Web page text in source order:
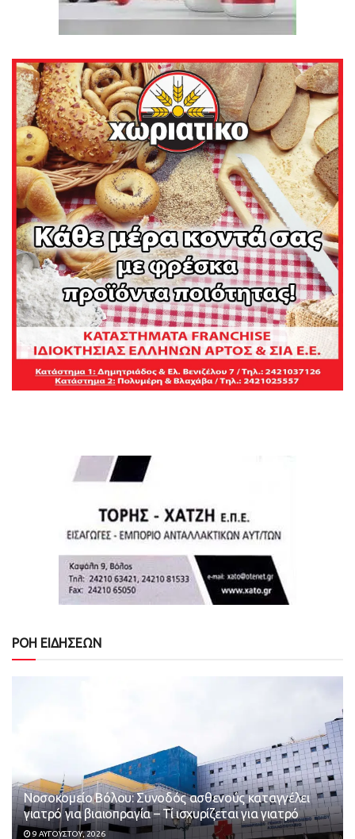
ΡΟΗ ΕΙΔΗΣΕΩΝ
Νοσοκομείο Βόλου: Συνοδός ασθενούς καταγγέλει
γιατρό για βιαιοπραγία – Τί ισχυρίζεται για γιατρό
9 ΑΥΓΟΎΣΤΟΥ, 2026